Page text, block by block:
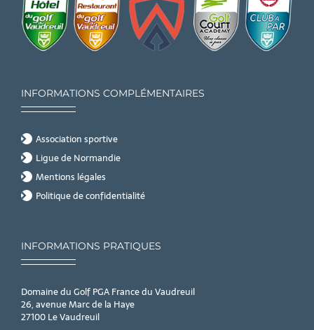
INFORMATIONS COMPLÉMENTAIRES
Association sportive
Ligue de Normandie
Mentions légales
Politique de confidentialité
INFORMATIONS PRATIQUES
Domaine du Golf PGA France du Vaudreuil
26, avenue Marc de la Haye
27100 Le Vaudreuil